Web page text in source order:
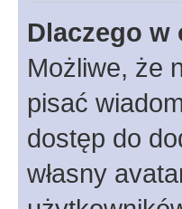
Dlaczego w
Możliwe, że
pisać
dostęp do
własny